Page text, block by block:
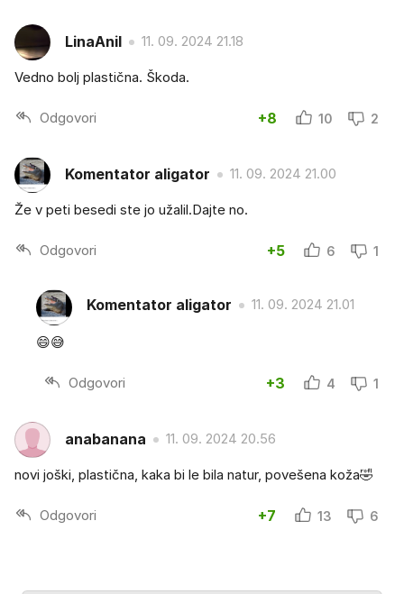
LinaAnil 11. 09. 2024 21.18
Vedno bolj plastična. Škoda.
Odgovori +8 10 2
Komentator aligator 11. 09. 2024 21.00
Že v peti besedi ste jo užalil.Dajte no.
Odgovori +5 6 1
Komentator aligator 11. 09. 2024 21.01
😄😅
Odgovori +3 4 1
anabanana 11. 09. 2024 20.56
novi joški, plastična, kaka bi le bila natur, povešena koža🤣
Odgovori +7 13 6